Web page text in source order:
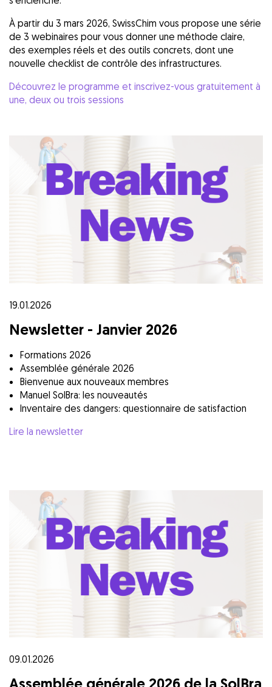
À partir du 3 mars 2026, SwissChim vous propose une série
de 3 webinaires pour vous donner une méthode claire,
des exemples réels et des outils concrets, dont une
nouvelle checklist de contrôle des infrastructures.
Découvrez le programme et inscrivez-vous gratuitement à
une, deux ou trois sessions
19.01.2026
Newsletter - Janvier 2026
Formations 2026
Assemblée générale 2026
Bienvenue aux nouveaux membres
Manuel SolBra: les nouveautés
Inventaire des dangers: questionnaire de satisfaction
Lire la newsletter
09.01.2026